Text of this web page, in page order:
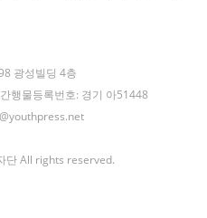
광성빌딩 4층
행물등록번호: 경기 아51448
단 All rights reserved.